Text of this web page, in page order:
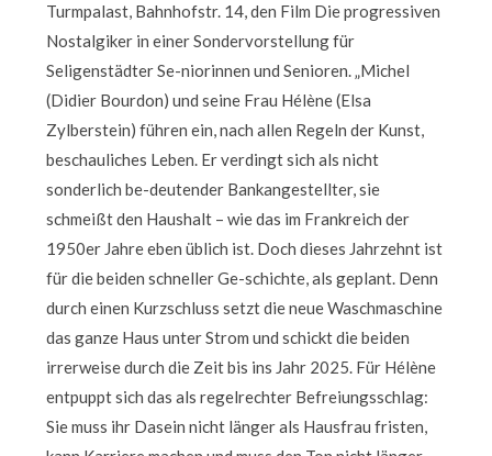
Turmpalast, Bahnhofstr. 14, den Film Die progressiven
Nostalgiker in einer Sondervorstellung für
Seligenstädter Se-niorinnen und Senioren. „Michel
(Didier Bourdon) und seine Frau Hélène (Elsa
Zylberstein) führen ein, nach allen Regeln der Kunst,
beschauliches Leben. Er verdingt sich als nicht
sonderlich be-deutender Bankangestellter, sie
schmeißt den Haushalt – wie das im Frankreich der
1950er Jahre eben üblich ist. Doch dieses Jahrzehnt ist
für die beiden schneller Ge-schichte, als geplant. Denn
durch einen Kurzschluss setzt die neue Waschmaschine
das ganze Haus unter Strom und schickt die beiden
irrerweise durch die Zeit bis ins Jahr 2025. Für Hélène
entpuppt sich das als regelrechter Befreiungsschlag:
Sie muss ihr Dasein nicht länger als Hausfrau fristen,